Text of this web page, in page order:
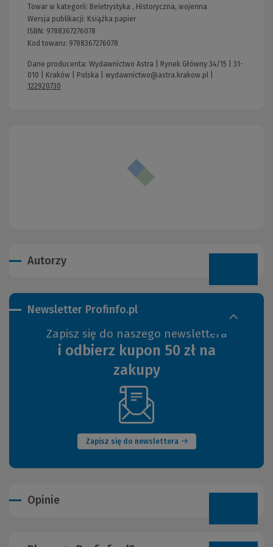
Towar w kategorii: Beletrystyka , Historyczna, wojenna
Wersja publikacji: Książka papier
ISBN: 9788367276078
Kod towaru: 9788367276078
Dane producenta: Wydawnictwo Astra | Rynek Główny 34/15 | 31-
010 | Kraków | Polska | wydawnictwo@astra.krakow.pl
122920730
Autorzy
Newsletter Profinfo.pl
Zapisz się do naszego newslettera
i odbierz kupon 50 zł na
zakupy
Zapisz się do newslettera
(Nowe
okno)
Opinie